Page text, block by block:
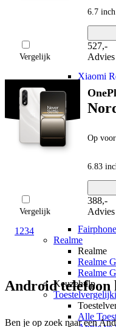
Xiaomi
Xiaomi
Xiaomi
Xiaomi
Xiaomi
Xiaomi
Overige
Xiaomi
Nothing
Nothing
Nothing
Nothing
Nothing
Nothing
Nothing
Fairphone
Fairphone
Realme
Realme
Realme
Realme
Keuzehulp
Alle
6.7
Vergelijk
527,-
Advies
Op
6.83
Vergelijk
388,-
Advies
1 234
Android telefoon
Ben je op zoek naar een